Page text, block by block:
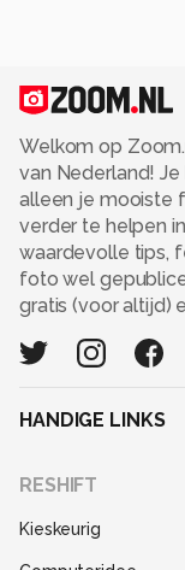
Welkom op
van Nederland!
alleen je mooiste
verder te helpen
waardevolle tips,
foto wel
gratis (voor altijd)
HANDIGE LINKS
RESHIFT
Kieskeurig